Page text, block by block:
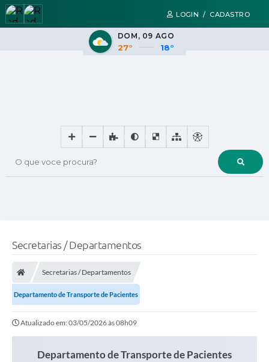
LOGIN / CADASTRO
O que voce procura?
DOM 09 AGO
27° 18°
Secretarias / Departamentos
Secretarias / Departamentos
Departamento de Transporte de Pacientes
Atualizado em: 03/05/2026 às 08h09
Departamento de Transporte de Pacientes